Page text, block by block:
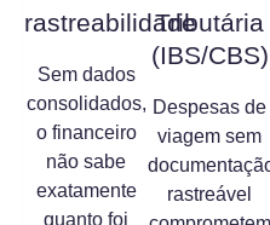
rastreabilidade
Sem dados
consolidados,
o financeiro
não sabe
exatamente
quanto foi
Tributária
(IBS/CBS)
Despesas de
viagem sem
rastreável